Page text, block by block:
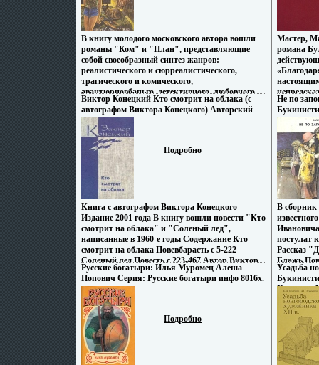
В книгу молодого московского автора вошли
романы "Ком" и "План", представляющие
собой своеобразный синтез жанров:
реалистического и сюрреалистического,
трагического и комического,
авантюрновбапьго, детективного, любовного
Автор Сергей Магомет.
Виктор Конецкий Кто смотрит на облака (с
автографом Виктора Конецкого) Авторский
сборник Букинистическое издание
Издательство: Международный фонд "300 лет
Кронштадту - возрождение святынь" инфо
7878x.
Подробно
Книга с автографом Виктора Конецкого
Издание 2001 года В книгу вошли повести "Кто
смотрит на облака" и "Соленый лед",
написанные в 1960-е годы Содержание Кто
смотрит на облака Повевбарасть c 5-222
Соленый лед Повесть c 223-467 Автор Виктор
Конецкий Виктор Викторович Конецкий
родился 6 июня 1929 года в Ленинграде
Мальчишкой пережил блокаду В 1952 году он
окончил Первое Балтийское высшее военно-
морское училище и служил на Северном
фловмъьфте, штурманом на аварийно-
спасательных судах После увольнения в .
Русские богатыри: Илья Муромец Алеша
Попович Серия: Русские богатыри инфо 8016x.
Подробно
Мастер,
романа
Любовь и
поединке,
Автор
Не по
Хорошая
Тираж:
мм) инфо
В сборник
постулат
Рассказ
Блажь
ушел
Усадьба
Хорошая
обложка,
70x90/16